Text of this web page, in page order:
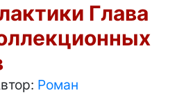
Глава
Роман